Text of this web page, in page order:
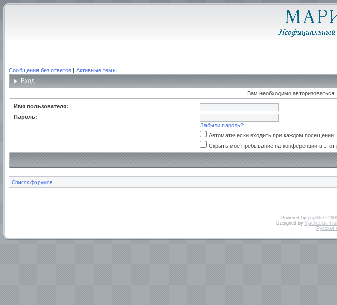
Сообщения без ответов | Активные темы
Вход
Вам необходимо
Имя пользователя:
Пароль:
Забыли пароль?
Автоматически входить при каждом посещении
Скрыть моё пребывание на конференции в этот
Список форумов
Powered by phpBB©
Designed by Vjacheslav
Русская